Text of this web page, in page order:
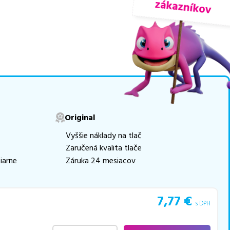
tlač.
naskladňovať
ďalšie otázky,
Original
Vyššie náklady na tlač
Zaručená kvalita tlače
Záruka 24 mesiacov
7,77 € s DPH